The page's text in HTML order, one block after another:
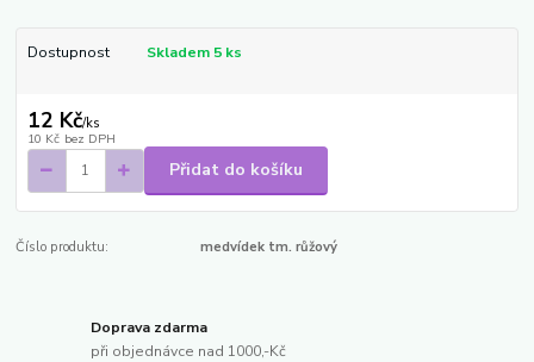
Dostupnost Skladem 5 ks
12 Kč/ks
10 Kč bez DPH
Přidat do košíku
Číslo produktu: medvídek tm. růžový
Doprava zdarma
při objednávce nad 1000,-Kč